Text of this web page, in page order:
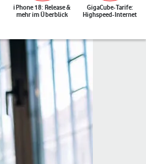
iPhone 18: Release &
mehr im Überblick
GigaCube-Tarife:
Highspeed-Internet